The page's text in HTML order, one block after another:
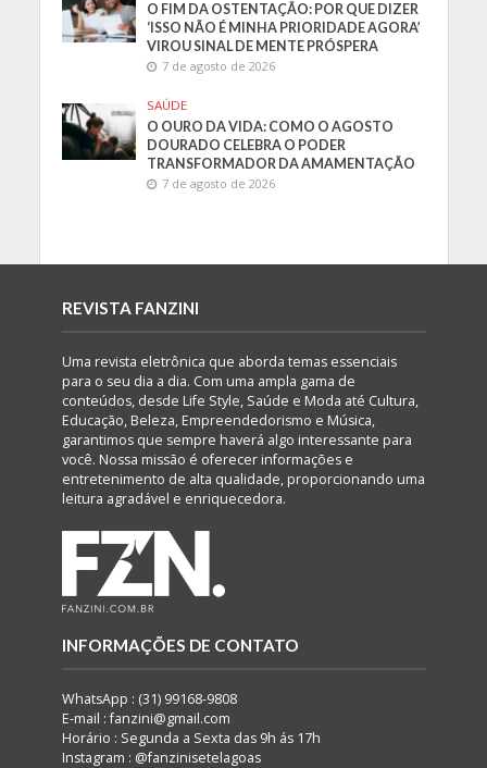
O FIM DA OSTENTAÇÃO: POR QUE DIZER
‘ISSO NÃO É MINHA PRIORIDADE AGORA’
VIROU SINAL DE MENTE PRÓSPERA
7 de agosto de 2026
SAÚDE
O OURO DA VIDA: COMO O AGOSTO
DOURADO CELEBRA O PODER
TRANSFORMADOR DA AMAMENTAÇÃO
7 de agosto de 2026
REVISTA FANZINI
Uma revista eletrônica que aborda temas essenciais
para o seu dia a dia. Com uma ampla gama de
conteúdos, desde Life Style, Saúde e Moda até Cultura,
Educação, Beleza, Empreendedorismo e Música,
garantimos que sempre haverá algo interessante para
você. Nossa missão é oferecer informações e
entretenimento de alta qualidade, proporcionando uma
leitura agradável e enriquecedora.
INFORMAÇÕES DE CONTATO
WhatsApp : (31) 99168-9808
E-mail : fanzini@gmail.com
Horário : Segunda a Sexta das 9h ás 17h
Instagram : @fanzinisetelagoas